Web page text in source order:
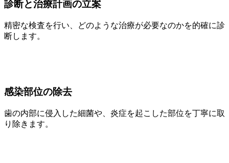
診断と治療計画の立案
精密な検査を行い、どのような治療が必要なのかを的確に診
断します。
感染部位の除去
歯の内部に侵入した細菌や、炎症を起こした部位を丁寧に取
り除きます。